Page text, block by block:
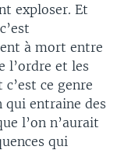
exploser. Et
à mort entre
l’ordre et les
ce genre
qui entraine des
l’on n’aurait
qui